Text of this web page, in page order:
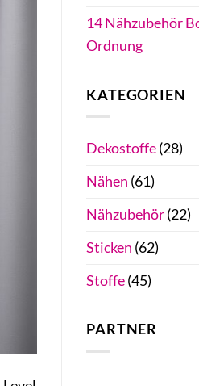
14 Nähzubehör
Ordnung
KATEGORIEN
Dekostoffe(28)
Nähen (61)
Nähzubehör(22)
Sticken (62)
Stoffe(45)
PARTNER